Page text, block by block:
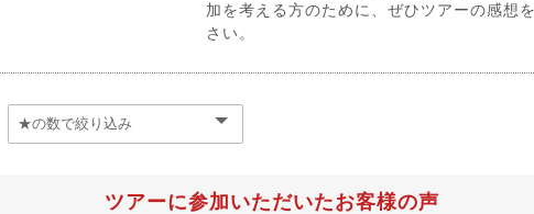
加を考える方のために、ぜひツアーの感想
さい。
ツアーに参加いただいたお客様の声